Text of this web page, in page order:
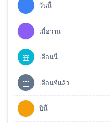
วันนี้
เมื่อวาน
เดือนนี้
เดือนที่แล้ว
ปีนี้